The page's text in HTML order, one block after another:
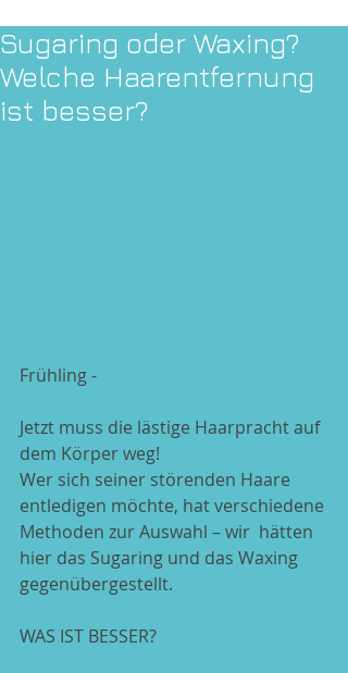
Sugaring oder Waxing?
Welche Haarentfernung
ist besser?
Frühling -
Jetzt muss die lästige Haarpracht auf
dem Körper weg!
Wer sich seiner störenden Haare
entledigen möchte, hat verschiedene
Methoden zur Auswahl – wir  hätten
hier das Sugaring und das Waxing
gegenübergestellt.
WAS IST BESSER?